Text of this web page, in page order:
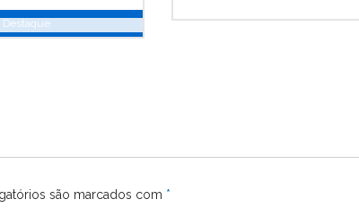
Destaque
são marcados com *